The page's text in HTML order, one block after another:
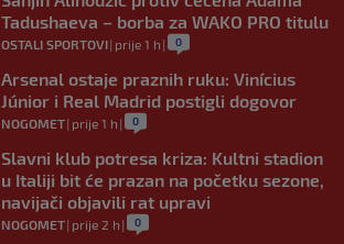
Tadushaeva – borba za WAKO PRO titulu
OSTALI SPORTOVI| prije 1 h | 0
Arsenal ostaje praznih ruku: Vinícius
Júnior i Real Madrid postigli dogovor
NOGOMET| prije 1 h | 0
Slavni klub potresa kriza: Kultni stadion
u Italiji bit će prazan na početku sezone,
navijači objavili rat upravi
NOGOMET| prije 2 h | 0